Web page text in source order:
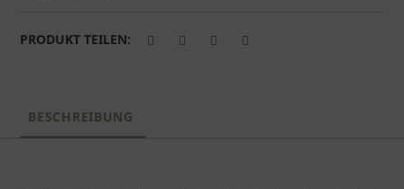
PRODUKT TEILEN:
BESCHREIBUNG